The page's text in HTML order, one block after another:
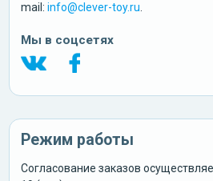
mail: info@clever-toy.ru.
Мы в соцсетях
Режим работы
Согласование заказов